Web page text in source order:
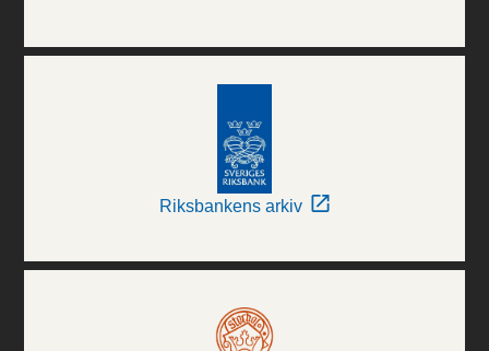
Riksbankens arkiv